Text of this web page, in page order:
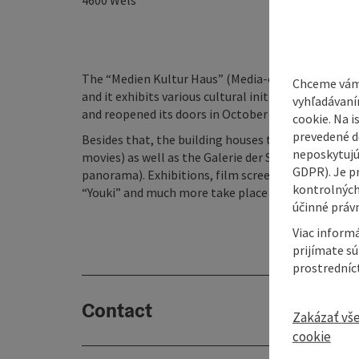
The “Medien Kultur Haus” (Media-culture-
and it exhibits various cultural initiatives. It is
and reopened its doors in October 2012.
Besides that, the building houses the
movies) as well as the Galerie der Stadt Wels
panorama). Exhibitions, film screenings, media
“Youki” and much more take place there.
Contact
Chceme
cookie. Na
prevedené
GDPR). Je
účinné
Viac
prijímate
Zakázať
cookie